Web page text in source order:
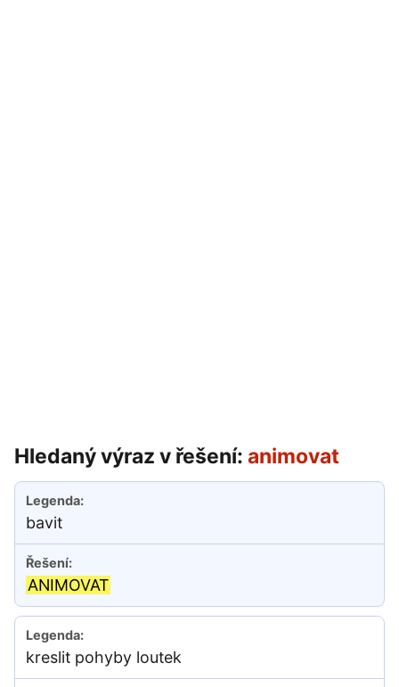
Hledaný výraz v řešení: animovat
bavit
ANIMOVAT
kreslit pohyby loutek